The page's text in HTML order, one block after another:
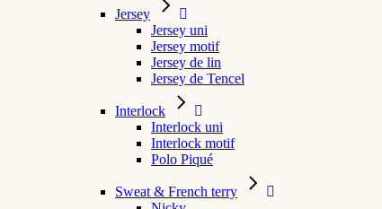
Jersey
Jersey uni
Jersey motif
Jersey de lin
Jersey de Tencel
Interlock
Interlock uni
Interlock motif
Polo Piqué
Sweat & French terry